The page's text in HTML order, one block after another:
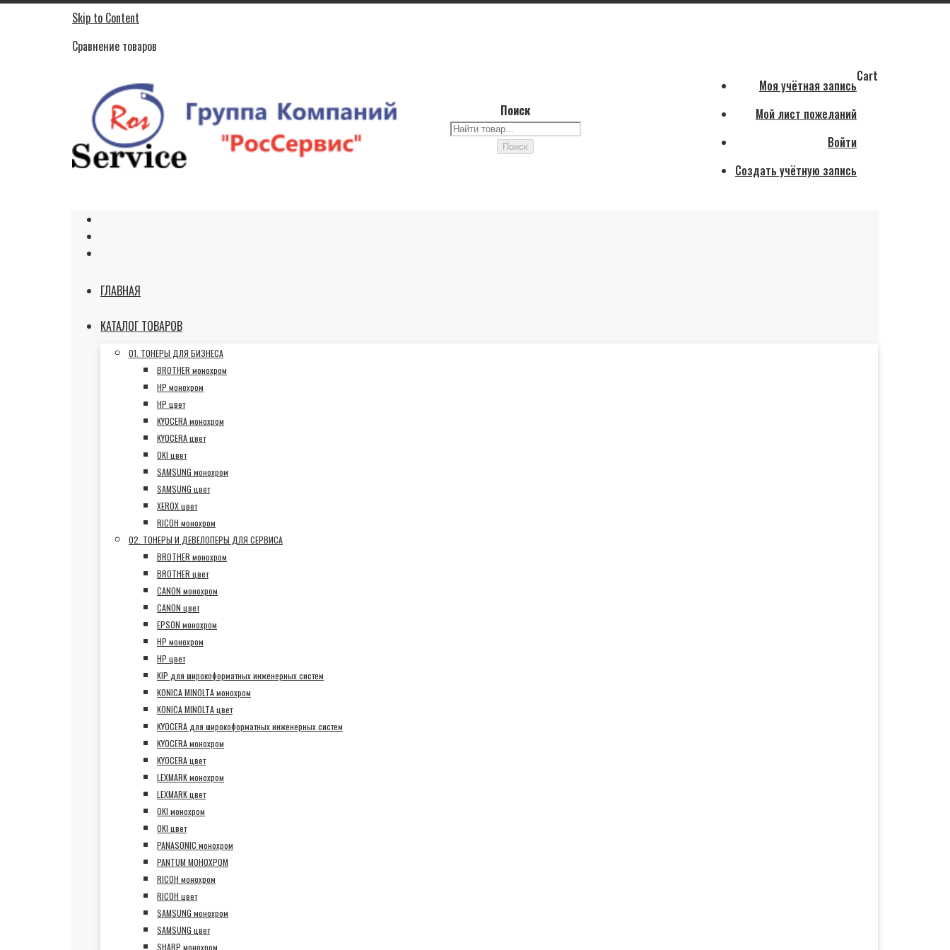
Skip to Content
Сравнение товаров
Поиск
Поиск
Поиск
Cart
Моя учётная запись
Мой лист пожеланий
Войти
Создать учётную запись
ГЛАВНАЯ
КАТАЛОГ ТОВАРОВ
01. ТОНЕРЫ ДЛЯ БИЗНЕСА
BROTHER монохром
HP монохром
HP цвет
KYOCERA монохром
KYOCERA цвет
OKI цвет
SAMSUNG монохром
SAMSUNG цвет
XEROX цвет
RICOH монохром
02. ТОНЕРЫ И ДЕВЕЛОПЕРЫ ДЛЯ СЕРВИСА
BROTHER монохром
BROTHER цвет
CANON монохром
CANON цвет
EPSON монохром
HP монохром
HP цвет
KIP для широкоформатных инженерных систем
KONICA MINOLTA монохром
KONICA MINOLTA цвет
KYOCERA для широкоформатных инженерных систем
KYOCERA монохром
KYOCERA цвет
LEXMARK монохром
LEXMARK цвет
OKI монохром
OKI цвет
PANASONIC монохром
PANTUM МОНОХРОМ
RICOH монохром
RICOH цвет
SAMSUNG монохром
SAMSUNG цвет
SHARP монохром